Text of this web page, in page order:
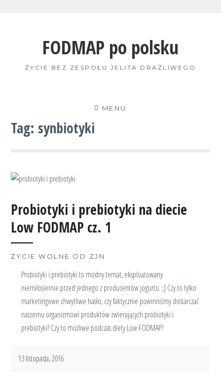
FODMAP po polsku
ŻYCIE BEZ ZESPOŁU JELITA DRAŻLIWEGO
MENU
Tag: synbiotyki
Probiotyki i prebiotyki na diecie
Low FODMAP cz. 1
ŻYCIE WOLNE OD ZJN
Probiotyki i prebiotyki to modny temat, eksploatowany
niemiłosiernie przed jednego z producentów jogurtu. ;] Czy to tylko
marketingowe chwytliwe hasło, czy faktycznie powinniśmy dostarczać
naszemu organizmowi produktów zwierających probiotyki i
prebiotyki? Czy to możliwe podczas diety Low FODMAP?
13 listopada, 2016